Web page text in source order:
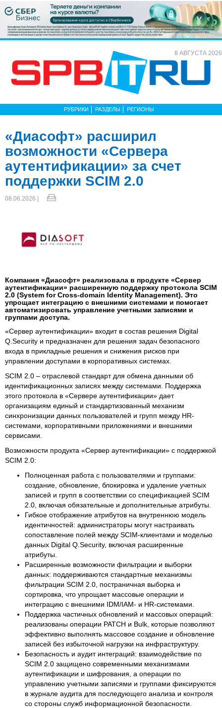
8 АВГУСТА 2026
РУБРИКИ РАЗДЕЛЫ РЕГИОНЫ
«Диасофт» расширил
возможности «Сервера
аутентификации» за счет
поддержки SCIM 2.0
08.06.2026 |
Компания «Диасофт» реализовала в продукте «Сервер
аутентификации» расширенную поддержку протокола SCIM
2.0 (System for Cross-domain Identity Management). Это
упрощает интеграцию с внешними системами и помогает
автоматизировать управление учетными записями и
группами доступа.
«Сервер аутентификации» входит в состав решения Digital
Q.Security и предназначен для решения задач безопасного
входа в прикладные решения и снижения рисков при
управлении доступами в корпоративных системах.
SCIM 2.0 – отраслевой стандарт для обмена данными об
идентификационных записях между системами. Поддержка
этого протокола в «Сервере аутентификации» дает
организациям единый и стандартизованный механизм
синхронизации данных пользователей и групп между HR-
системами, корпоративными приложениями и внешними
сервисами.
Возможности продукта «Сервер аутентификации» с поддержкой
SCIM 2.0:
Полноценная работа с пользователями и группами:
создание, обновление, блокировка и удаление учетных
записей и групп в соответствии со спецификацией SCIM
2.0, включая обязательные и дополнительные атрибуты.
Гибкое отображение атрибутов на внутреннюю модель
идентичностей: администраторы могут настраивать
сопоставление полей между SCIM-клиентами и моделью
данных Digital Q.Security, включая расширенные
атрибуты.
Расширенные возможности фильтрации и выборки
данных: поддерживаются стандартные механизмы
фильтрации SCIM 2.0, постраничная выборка и
сортировка, что упрощает массовые операции и
интеграцию с внешними IDM/IAM- и HR-системами.
Поддержка частичных обновлений и массовых операций:
реализованы операции PATCH и Bulk, которые позволяют
эффективно выполнять массовое создание и обновление
записей без избыточной нагрузки на инфраструктуру.
Безопасность и аудит интеграций: взаимодействие по
SCIM 2.0 защищено современными механизмами
аутентификации и шифрования, а операции по
управлению учетными записями и группами фиксируются
в журнале аудита для последующего анализа и контроля
со стороны служб информационной безопасности.